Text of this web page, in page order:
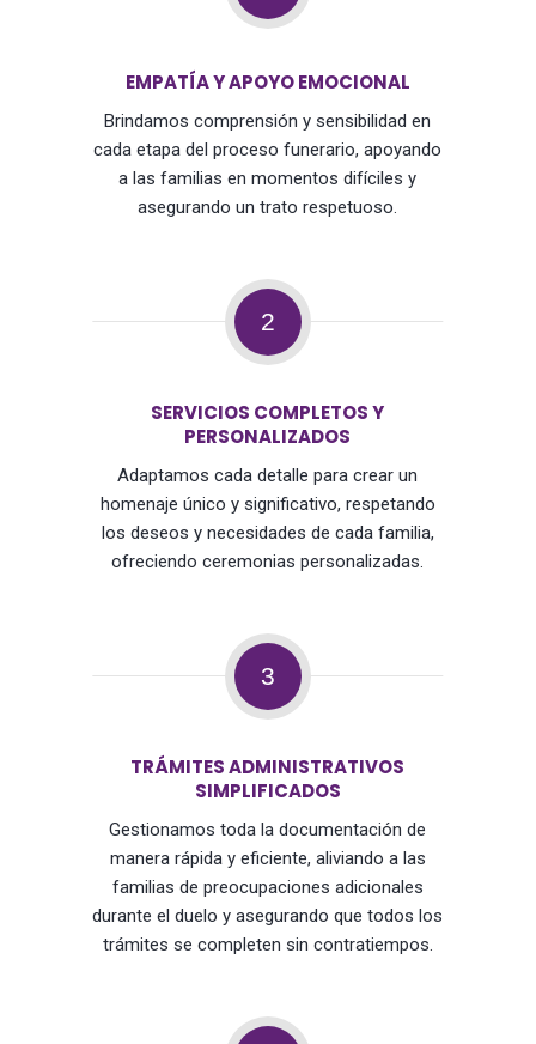
EMPATÍA Y APOYO EMOCIONAL
Brindamos comprensión y sensibilidad en
cada etapa del proceso funerario, apoyando
a las familias en momentos difíciles y
asegurando un trato respetuoso.
2
SERVICIOS COMPLETOS Y
PERSONALIZADOS
Adaptamos cada detalle para crear un
homenaje único y significativo, respetando
los deseos y necesidades de cada familia,
ofreciendo ceremonias personalizadas.
3
TRÁMITES ADMINISTRATIVOS
SIMPLIFICADOS
Gestionamos toda la documentación de
manera rápida y eficiente, aliviando a las
familias de preocupaciones adicionales
durante el duelo y asegurando que todos los
trámites se completen sin contratiempos.